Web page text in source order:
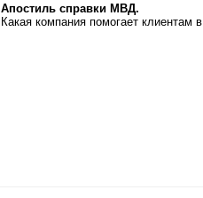
Апостиль справки МВД.
Какая компания помогает клиентам